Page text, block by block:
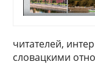
читателей,
словацкими